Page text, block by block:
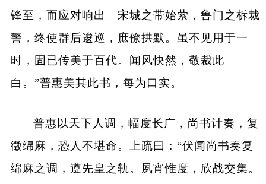
锋至，而应对响出。宋城之带始萦，鲁门之柝裁
警，终使群后逡巡，庶僚拱默。虽不见用于一
时，固已传美于百代。闻风快然，敬裁此
白。”普惠美其此书，每为口实。
普惠以天下人调，幅度长广，尚书计奏，复
徵绵麻，恐人不堪命。上疏曰：“伏闻尚书奏复
绵麻之调，遵先皇之轨。夙宵惟度，欣战交集。